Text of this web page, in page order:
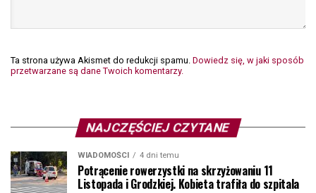
Ta strona używa Akismet do redukcji spamu. Dowiedz się, w jaki sposób
przetwarzane są dane Twoich komentarzy.
NAJCZĘŚCIEJ CZYTANE
WIADOMOŚCI 4 dni temu
Potrącenie rowerzystki na skrzyżowaniu 11
Listopada i Grodzkiej. Kobieta trafiła do szpitala